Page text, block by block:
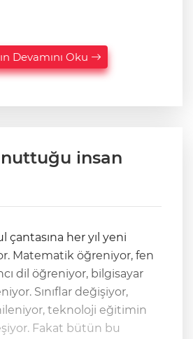
Devamını Oku
insan
çantasına her yıl yeni
Matematik öğreniyor, fen
dil öğreniyor, bilgisayar
Sınıflar değişiyor,
teknoloji eğitimin
Fakat bütün bu